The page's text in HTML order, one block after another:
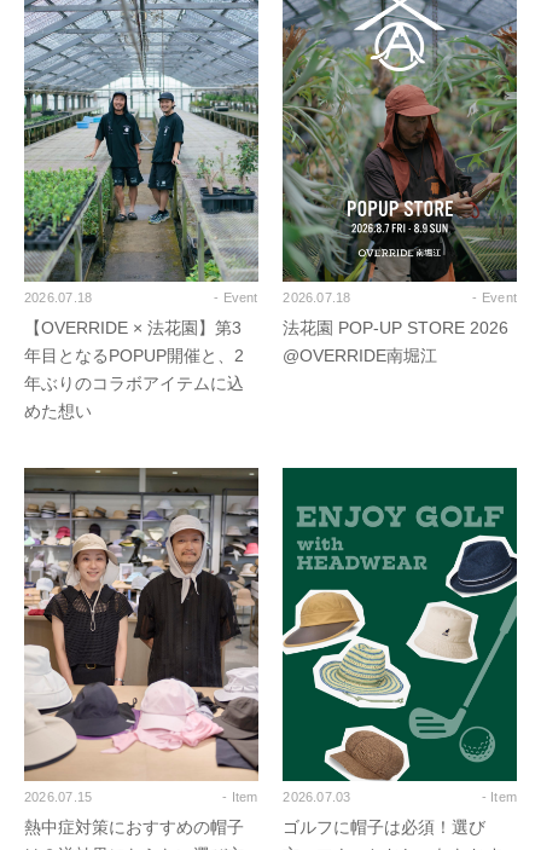
2026.07.18 - Event
【OVERRIDE × 法花園】第3
年目となるPOPUP開催と、2
年ぶりのコラボアイテムに込
めた想い
2026.07.18 - Event
法花園 POP-UP STORE 2026
@OVERRIDE南堀江
2026.07.15 - Item
熱中症対策におすすめの帽子
2026.07.03 - Item
ゴルフに帽子は必須！選び